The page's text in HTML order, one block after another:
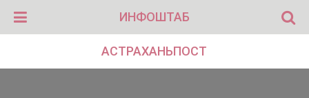
ИНФОШТАБ
АСТРАХАНЬПОСТ